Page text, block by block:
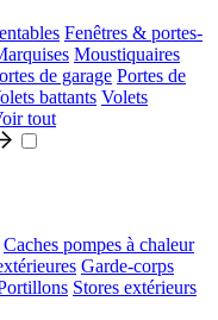
Fenêtres & portes-
Moustiquaires
de garage Portes de
battants Volets
tout
Caches pompes à chaleur
Garde-corps
Stores extérieurs